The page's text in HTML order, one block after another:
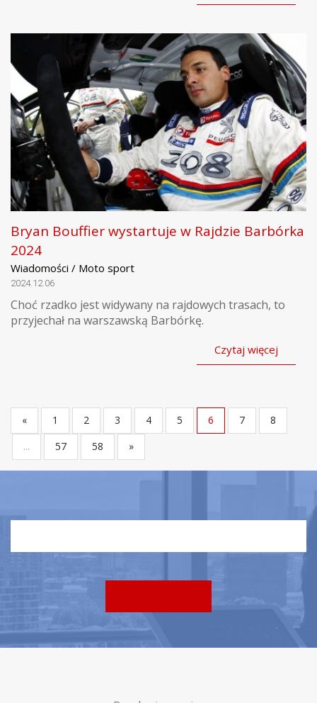
Bryan Bouffier wystartuje w Rajdzie Barbórka
2024
Wiadomości / Moto sport
2024.12.06
Choć rzadko jest widywany na rajdowych trasach, to
przyjechał na warszawską Barbórkę.
Czytaj więcej
« 1 2 3 4 5 6 7
8
...
57 58 »